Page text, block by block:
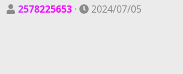
主
2578225653
开
2024/07/05